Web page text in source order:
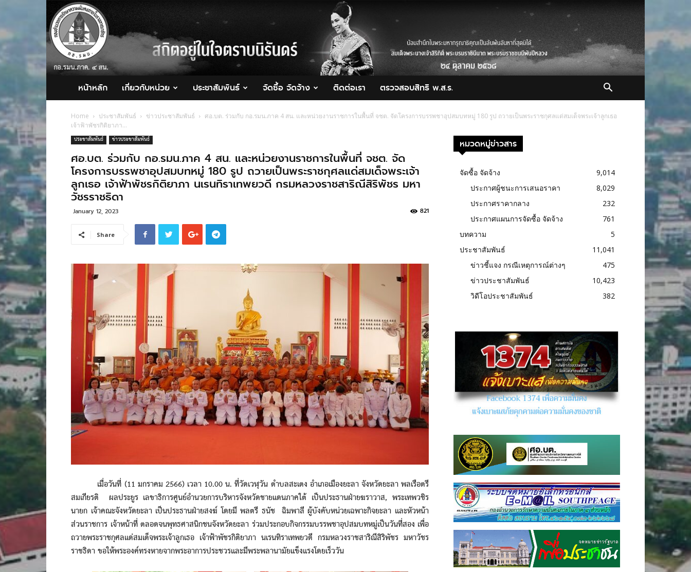
กอ.รมน.ภาค
4
สน.
หน้าหลัก เกี่ยวกับหน่วย ประชาสัมพันธ์ จัดซื้อ จัดจ้าง ติดต่อเรา ตรวจสอบสิทธิ พ.ส.ร.
Home ประชาสัมพันธ์ ข่าวประชาสัมพันธ์
ศอ.บต. ร่วมกับ กอ.รมน.ภาค 4 สน. และหน่วยงานราชการในพื้นที่ จชต. จัดโครงการบรรพชาอุปสมบทหมู่ 180 รูป ถวายเป็นพระราชกุศลแด่สมเด็จพระเจ้าลูกเธอ
เจ้าฟ้าพัชรกิติยาภา...
ประชาสัมพันธ์ ข่าวประชาสัมพันธ์
ศอ.บต. ร่วมกับ กอ.รมน.ภาค 4 สน. และหน่วยงานราชการในพื้นที่ จชต. จัด
โครงการบรรพชาอุปสมบทหมู่ 180 รูป ถวายเป็นพระราชกุศลแด่สมเด็จพระเจ้า
ลูกเธอ เจ้าฟ้าพัชรกิติยาภา นเรนทิราเทพยวดี กรมหลวงราชสาริณีสิริพัชร มหา
วัชรราชธิดา
January 12, 2023 821
Share
เมื่อวันที่ (11 มกราคม 2566) เวลา 10.00 น. ที่วัดเวฬุวัน ตำบลสะเตง อำเภอเมืองยะลา จังหวัดยะลา พลเรือตรี
สมเกียรติ ผลประยูร เลขาธิการศูนย์อำนวยการบริหารจังหวัดชายแดนภาคใต้ เป็นประธานฝ่ายฆราวาส, พระเทพวชิร
นายก เจ้าคณะจังหวัดยะลา เป็นประธานฝ่ายสงฆ์ โดยมี พลตรี ธนัช ฉิมพาลี ผู้บังคับหน่วยเฉพาะกิจยะลา และหัวหน้า
ส่วนราชการ เจ้าหน้าที่ ตลอดจนพุทธศาสนิกชนจังหวัดยะลา ร่วมประกอบกิจกรรมบรรพชาอุปสมบทหมู่เป็นวันที่สอง เพื่อ
ถวายพระราชกุศลแด่สมเด็จพระเจ้าลูกเธอ เจ้าฟ้าพัชรกิติยาภา นเรนทิราเทพยวดี กรมหลวงราชสาริณีสิริพัชร มหาวัชร
ราชธิดา ขอให้พระองค์ทรงหายจากพระอาการประชวรและมีพระพลานามัยแข็งแรงโดยเร็ววัน
หมวดหมู่ข่าวสาร
จัดซื้อ จัดจ้าง
9,014
ประกาศผู้ชนะการเสนอราคา
8,029
ประกาศราคากลาง
232
ประกาศแผนการจัดซื้อ จัดจ้าง
761
บทความ
5
ประชาสัมพันธ์
11,041
ข่าวชี้แจง กรณีเหตุการณ์ต่างๆ
475
ข่าวประชาสัมพันธ์
10,423
วิดีโอประชาสัมพันธ์
382